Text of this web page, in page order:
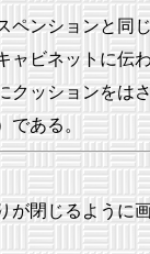
ンションと同
ャビネットに伝
クッションをは
である。
閉じるように